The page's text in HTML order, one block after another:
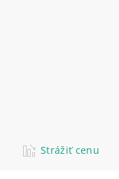
Strážiť cenu